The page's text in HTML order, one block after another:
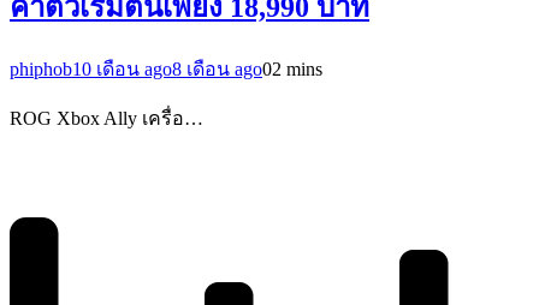
ค่าตัวเริ่มต้นเพียง 18,990 บาท
phiphob10 เดือน ago8 เดือน ago02 mins
ROG Xbox Ally เครื่อ…